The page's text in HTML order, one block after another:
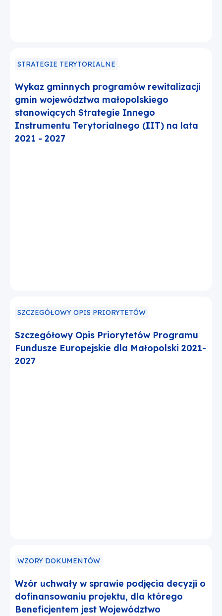
STRATEGIE TERYTORIALNE
Wykaz gminnych programów rewitalizacji
gmin województwa małopolskiego
stanowiących Strategie Innego
Instrumentu Terytorialnego (IIT) na lata
2021 - 2027
SZCZEGÓŁOWY OPIS PRIORYTETÓW
Szczegółowy Opis Priorytetów Programu
Fundusze Europejskie dla Małopolski 2021-
2027
WZORY DOKUMENTÓW
Wzór uchwały w sprawie podjęcia decyzji o
dofinansowaniu projektu, dla którego
Beneficjentem jest Województwo